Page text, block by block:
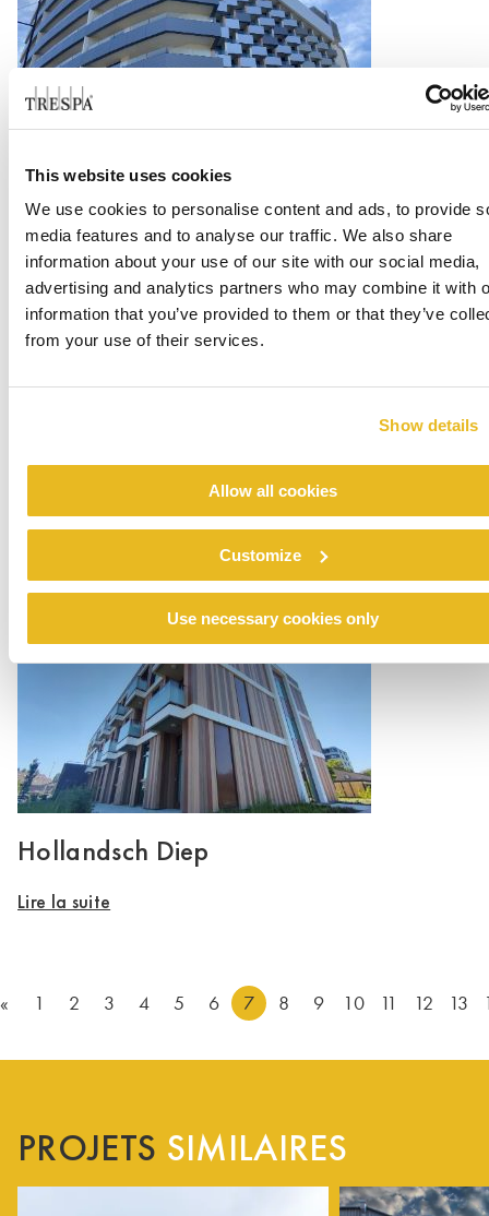
This website uses cookies
We use cookies to personalise content and ads, to provide
media features and to analyse our traffic. We also share
information about your use of our site with our social media,
advertising and analytics partners who may combine it with
information that you’ve provided to them or that they’ve
from your use of their services.
Show details
Allow all cookies
Customize
Use necessary cookies only
Hotel Melia Costa del Sol
Lire la suite
Koninklijke Boon Edam
Hollandsch Diep
Lire la suite
« 1 2 3 4 5 6 7 8 9 10 11 12 13
PROJETS SIMILAIRES